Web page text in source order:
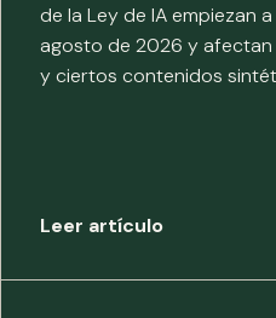
de la Ley de IA empiezan
agosto de 2026 y
y ciertos contenidos
Leer artículo